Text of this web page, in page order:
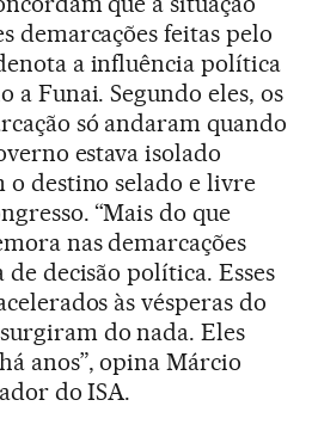
demarcações feitas pelo
a influência política
a Funai. Segundo eles, os
só andaram quando
estava isolado
destino selado e livre
“Mais do que
nas demarcações
decisão política. Esses
às vésperas do
do nada. Eles
anos”, opina Márcio
do ISA.